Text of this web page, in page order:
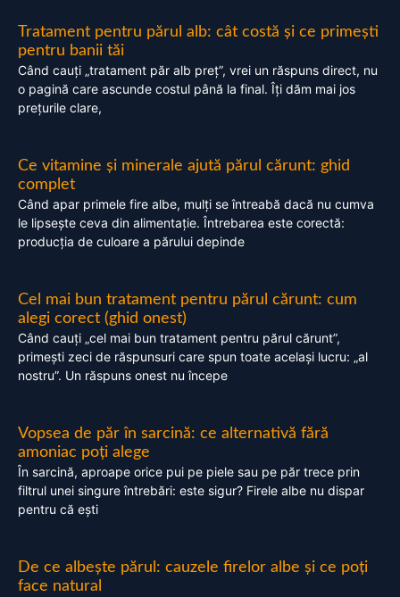
Tratament pentru părul alb: cât costă și ce primești
pentru banii tăi
Când cauți „tratament păr alb preț”, vrei un răspuns direct, nu
o pagină care ascunde costul până la final. Îți dăm mai jos
prețurile clare,
Ce vitamine și minerale ajută părul cărunt: ghid
complet
Când apar primele fire albe, mulți se întreabă dacă nu cumva
le lipsește ceva din alimentație. Întrebarea este corectă:
producția de culoare a părului depinde
Cel mai bun tratament pentru părul cărunt: cum
alegi corect (ghid onest)
Când cauți „cel mai bun tratament pentru părul cărunt”,
primești zeci de răspunsuri care spun toate același lucru: „al
nostru”. Un răspuns onest nu începe
Vopsea de păr în sarcină: ce alternativă fără
amoniac poți alege
În sarcină, aproape orice pui pe piele sau pe păr trece prin
filtrul unei singure întrebări: este sigur? Firele albe nu dispar
pentru că ești
De ce albește părul: cauzele firelor albe și ce poți
face natural